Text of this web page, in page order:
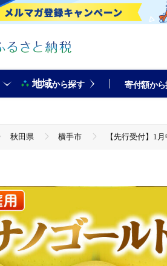
地域から探す 寄付額か
秋田県 横手市
【先行受付】1